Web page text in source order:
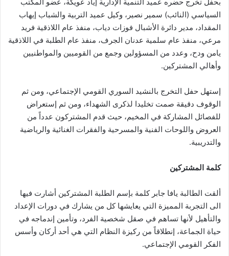
السياسي (النائب) سمير نصير، وكيل عميد التربية والشباب إيهاب
المقداد، مدير دائرة الأشبال فوزات دياب، منفذ عام اللاذقية فريد
مرعي، منفذ عام سلمية عدنان الجرف، منفذ عام الطلبة في اللاذقية
يامن ودح، وعدد من المسؤولين وجمع من القوميين والمواطنيين
وأهالي المشتركين.
إستهل حفل التخرج بالنشيد السوري القومي الإجتماعي، ومن ثم
الوقوف دقيقة صمت تخليدا لذكرى الشهداء، ومن ثم إستعراض
للفصائل المشاركة في المخيم، حيث قدم المشتركون عدداً من
العروض واللوحات الفنية والمسرحية والفقرات الغنائية والرياضية
والتدريبية.
كلمة المشتركين
ألقت الطالبة يافا جابر كلمة بإسم الطلبة المشتركين أشارت فيها
الى التجربة المميزة التي يعايشها كل من يشارك في دورات الإعداد
والتأهيل لأنها تساهم في صقل شخصية الفرد، وتأمين إندماجه في
حياة الجماعة، إنطلاقاً من ركيزة النظام التي هي أحد أركان وأسس
الفكر القومي الإجتماعي.